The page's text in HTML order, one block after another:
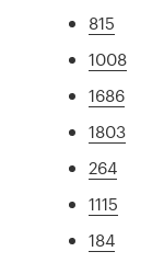
815
1008
1686
1803
264
1115
184